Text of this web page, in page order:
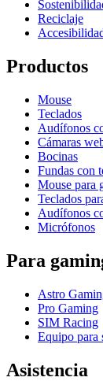
Reciclaje
Productos
Mouse
Teclados
Audífonos
Cámaras
Bocinas
Fundas con
Mouse para
Teclados
Audífonos
Micrófonos
Para
Astro
Pro Gaming
SIM Racing
Equipo para
Asistencia